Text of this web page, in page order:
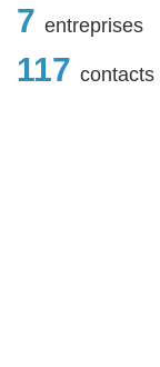
7 entreprises
117 contacts